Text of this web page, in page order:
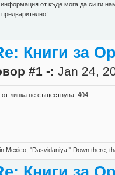
от къде мога да си ги
предварително!
Книги за
#1 -: Jan 24,
от линка не съществува: 404
Mexico, "Dasvidaniya!" Down there,